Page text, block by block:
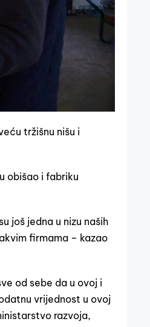
tržišnu nišu i
obišao i fabriku
još jedna u nizu naših
firmama – kazao
od sebe da u ovoj i
vrijednost u ovoj
razvoja,